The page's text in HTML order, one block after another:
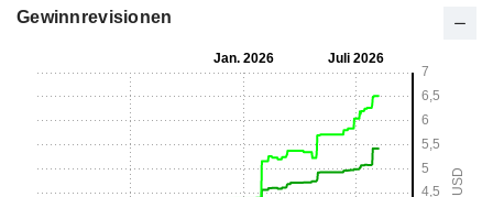
Gewinnrevisionen